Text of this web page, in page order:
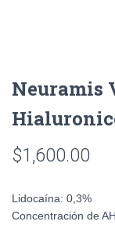
Neuramis
$1,600.00
Lidocaína: 0,3%
Concentración de